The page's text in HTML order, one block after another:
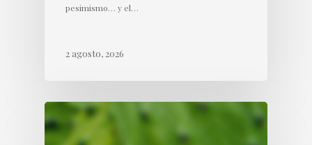
pesimismo… y el…
2 agosto, 2026